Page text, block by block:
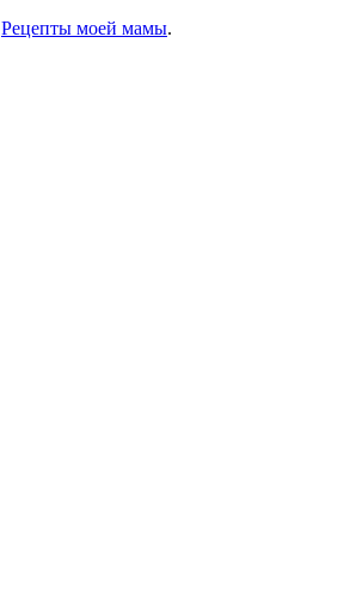
Рецепты моей мамы.